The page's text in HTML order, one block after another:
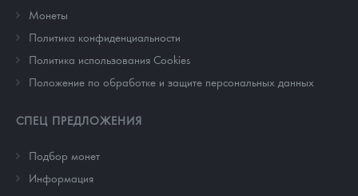
Монеты
Политика конфиденциальности
Политика использования Cookies
Положение по обработке и защите персональных данных
СПЕЦ ПРЕДЛОЖЕНИЯ
Подбор монет
Информация